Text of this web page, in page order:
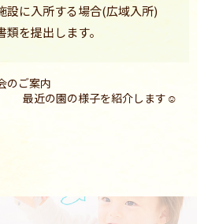
に入所する場合(広域入所)
を提出します。
のご案内
最近の園の様子を紹介します☺